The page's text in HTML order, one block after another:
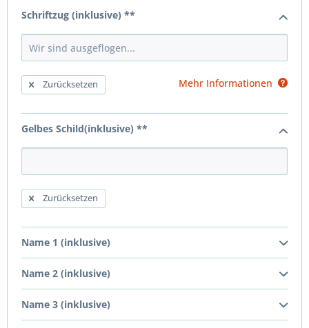
Schriftzug (inklusive) **
Zurücksetzen Mehr Informationen
Gelbes Schild(inklusive) **
Zurücksetzen
Name 1 (inklusive)
Name 2 (inklusive)
Name 3 (inklusive)